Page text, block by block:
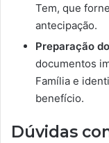
Tem, que
antecipação.
Preparação
documentos
Família e
benefício.
Dúvidas